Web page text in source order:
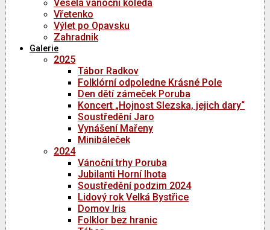
Veselá vánoční koleda
Vřetenko
Výlet po Opavsku
Zahradnik
Galerie
2025
Tábor Radkov
Folklórní odpoledne Krásné Pole
Den dětí zámeček Poruba
Koncert „Hojnost Slezska, jejich dary“
Soustředění Jaro
Vynášení Mařeny
Minibáleček
2024
Vánoční trhy Poruba
Jubilanti Horní lhota
Soustředění podzim 2024
Lidový rok Velká Bystřice
Domov Iris
Folklor bez hranic